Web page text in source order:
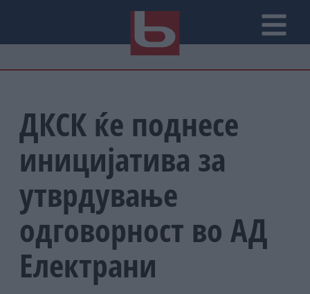
ДКСК ќе поднесе
иницијатива за
утврдување
одговорност во АД
Електрани